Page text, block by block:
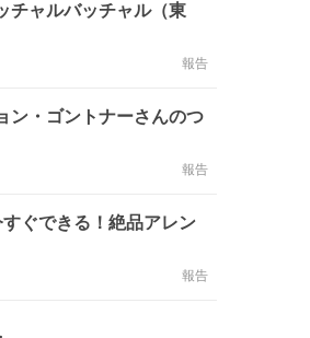
チャルバッチャル（東
報告
ン・ゴントナーさんのつ
報告
ぐできる！絶品アレン
報告